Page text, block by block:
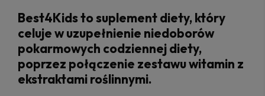
Best4Kids to suplement diety, który
celuje w uzupełnienie niedoborów
pokarmowych codziennej diety,
poprzez połączenie zestawu witamin z
ekstraktami roślinnymi.